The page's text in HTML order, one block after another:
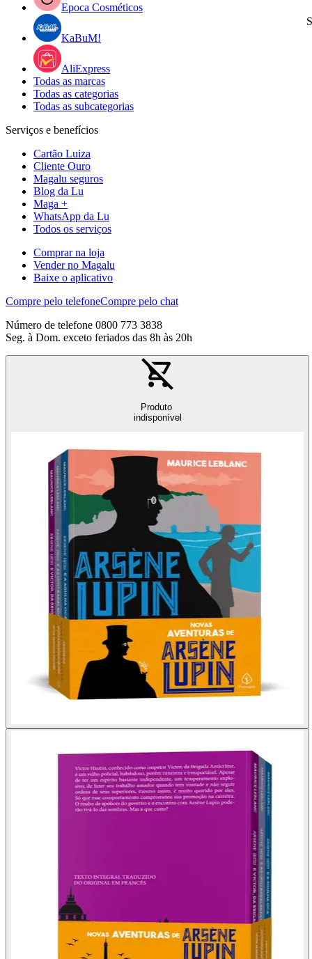
Epoca Cosméticos
KaBuM!
AliExpress
Todas as marcas
Todas as categorias
Todas as subcategorias
Serviços e benefícios
Cartão Luiza
Cliente Ouro
Magalu seguros
Blog da Lu
Maga +
WhatsApp da Lu
Todos os serviços
Comprar na loja
Vender no Magalu
Baixe o aplicativo
Compre pelo telefoneCompre pelo chat
Número de telefone 0800 773 3838
Seg. à Dom. exceto feriados das 8h às 20h
Produto
indisponível